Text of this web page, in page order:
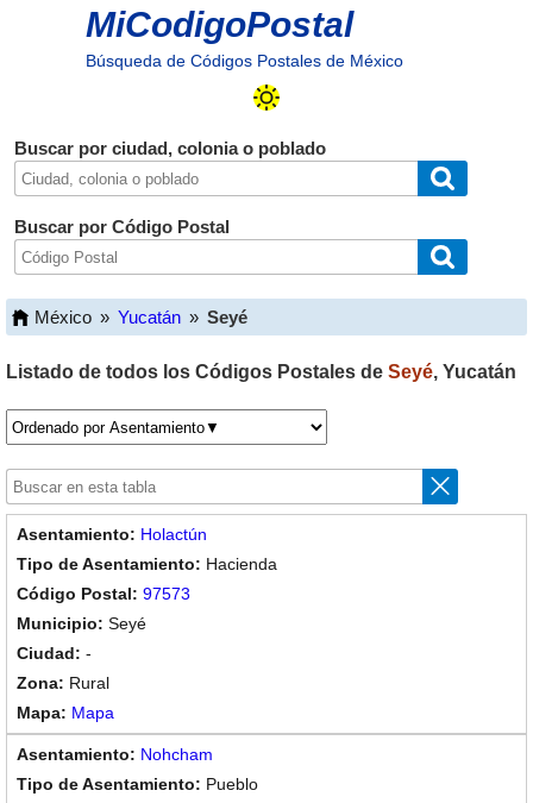
MiCodigoPostal
Búsqueda de Códigos Postales de México
Buscar por ciudad, colonia o poblado
Buscar por Código Postal
México » Yucatán » Seyé
Listado de todos los Códigos Postales de Seyé, Yucatán
Holactún
Hacienda
97573
Seyé
-
Rural
Mapa
Nohcham
Pueblo